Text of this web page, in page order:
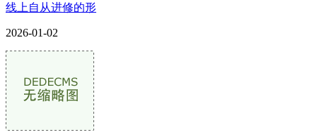
线上自从进修的形
2026-01-02